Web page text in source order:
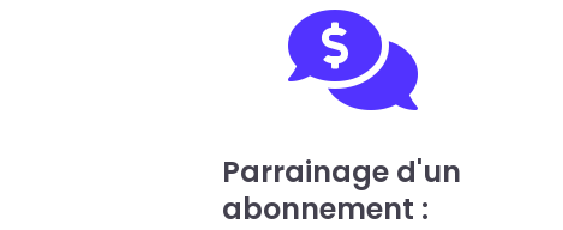

Parrainage d'un
abonnement :